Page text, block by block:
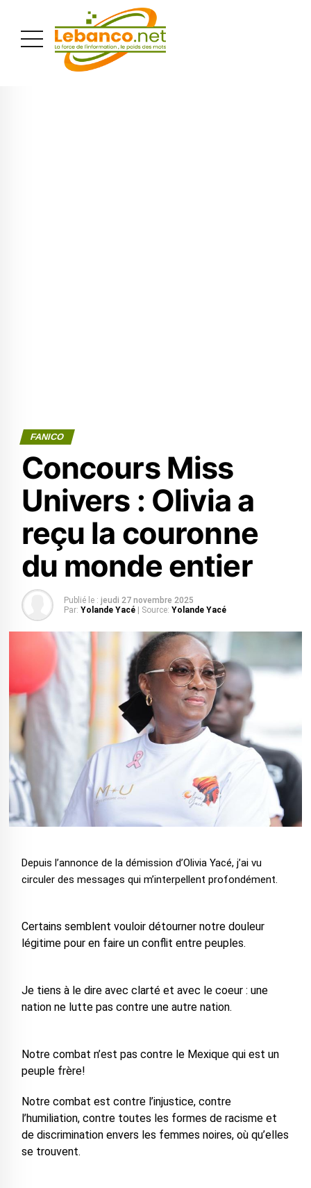
FANICO
Concours Miss
Univers : Olivia a
reçu la couronne
du monde entier
Publié le : jeudi 27 novembre 2025
Par: Yolande Yacé | Source: Yolande Yacé
Depuis l’annonce de la démission d’Olivia Yacé, j’ai vu
circuler des messages qui m’interpellent profondément.
Certains semblent vouloir détourner notre douleur
légitime pour en faire un conflit entre peuples.
Je tiens à le dire avec clarté et avec le coeur : une
nation ne lutte pas contre une autre nation.
Notre combat n’est pas contre le Mexique qui est un
peuple frère!
Notre combat est contre l’injustice, contre
l’humiliation, contre toutes les formes de racisme et
de discrimination envers les femmes noires, où qu’elles
se trouvent.